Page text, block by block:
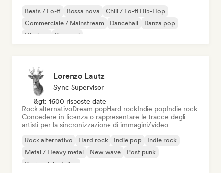
Beats / Lo-fi Bossa nova
Chill / Lo-fi Hip-Hop
Commerciale / Mainstream
Dancehall
Danza pop
Hip-hop
Pop soul
Lorenzo Lautz
Sync Supervisor
&gt; 1600 risposte date
Rock alternativoDream popHard rockIndie popIndie rock
Concedere in licenza o rappresentare le tracce degli
artisti per la sincronizzazione di immagini/video
Rock alternativo Hard rock Indie pop
Indie rock
Metal / Heavy metal
New wave
Post punk
Rock psichedelico